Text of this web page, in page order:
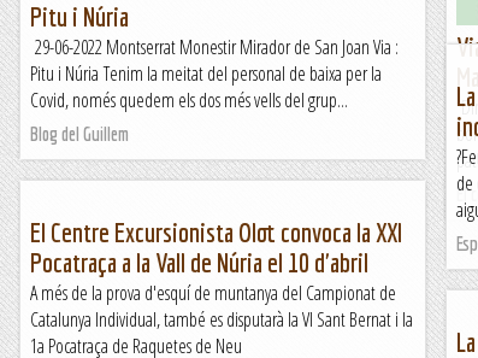
El
Pitu i Núria
29-06-2022 Montserrat Monestir Mirador de San Joan Via :
Pitu i Núria Tenim la meitat del personal de baixa per la
Covid, només quedem els dos més vells del grup...
Blog del Guillem
de
El Centre Excursionista Olot convoca la XXI
Pocatraça a la Vall de Núria el 10 d'abril
A més de la prova d'esquí de muntanya del Campionat de
Catalunya Individual, també es disputarà la VI Sant Bernat i la
1a Pocatraça de Raquetes de Neu